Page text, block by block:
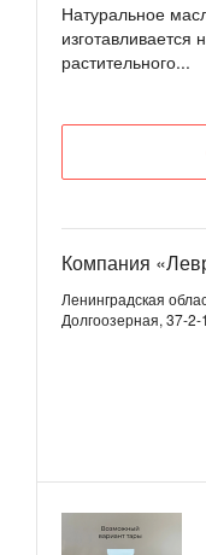
Натуральное
изготавливается
растительного...
Компания
Ленинградская
Долгоозерная, 37-2-